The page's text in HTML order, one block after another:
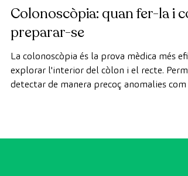
Colonoscòpia: quan fer-la i
preparar-se
La colonoscòpia és la prova mèdica més
explorar l'interior del còlon i el recte.
detectar de manera precoç anomalies